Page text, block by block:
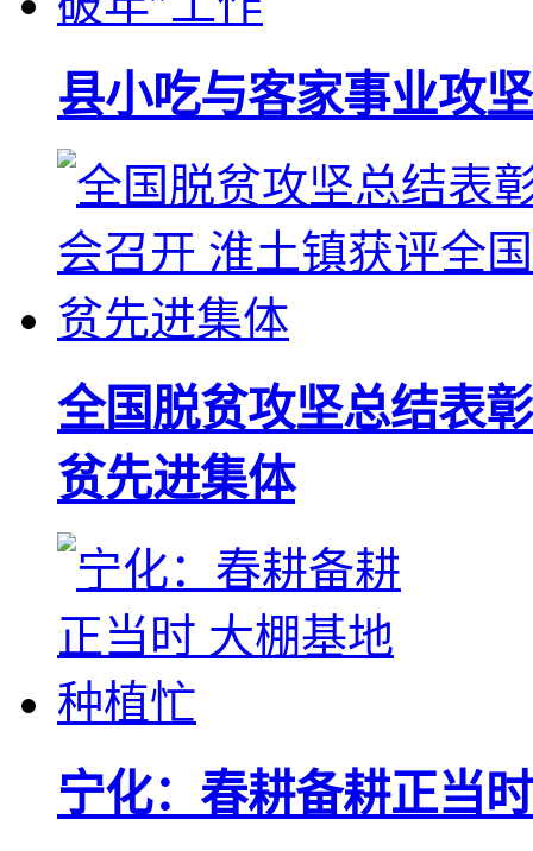
县小吃与客家事业攻
全国脱贫攻坚总结表
贫先进集体
宁化：春耕备耕正当